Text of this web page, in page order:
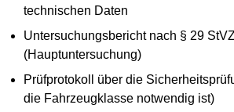
technischen Daten
Untersuchungsbericht nach § 29
(Hauptuntersuchung)
Prüfprotokoll über die
die Fahrzeugklasse notwendig ist)